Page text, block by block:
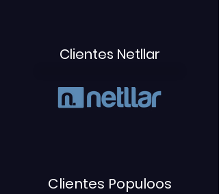
Clientes Netllar
Clientes Populoos